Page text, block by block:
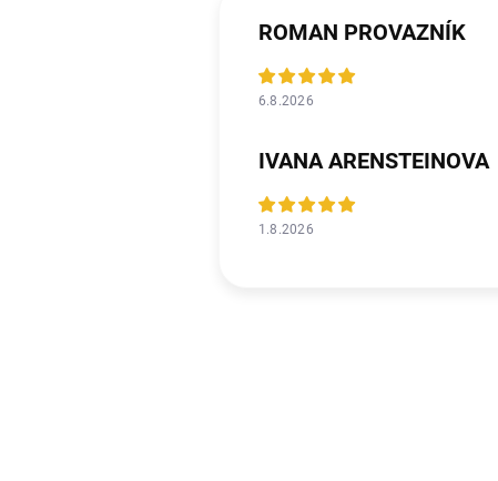
ROMAN PROVAZNÍK
6.8.2026
IVANA ARENSTEINOVA
1.8.2026